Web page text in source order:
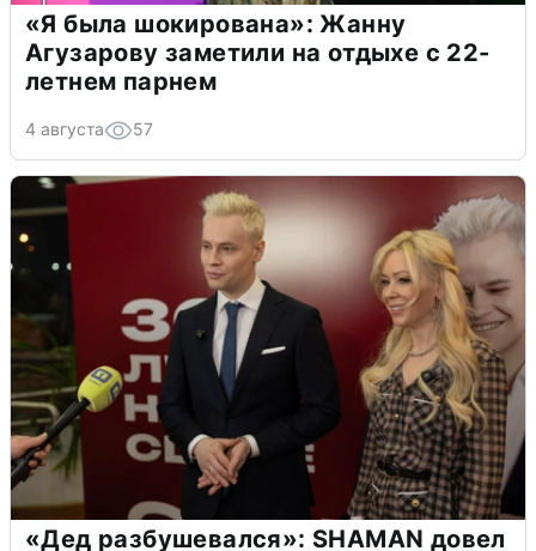
«Я была шокирована»: Жанну
Агузарову заметили на отдыхе с 22-
летнем парнем
4 августа 57
«Дед разбушевался»: SHAMAN довел